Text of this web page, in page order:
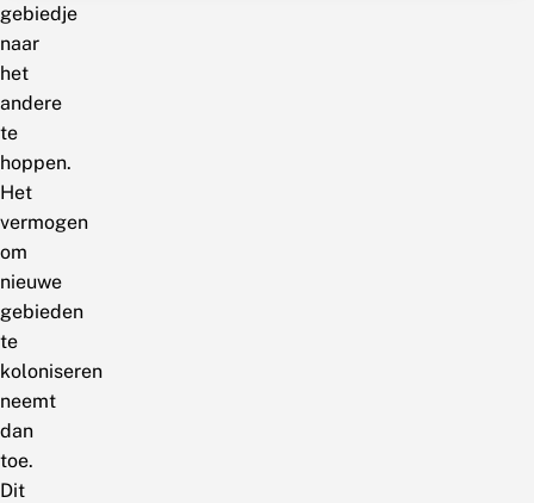
gebiedje
naar
het
andere
te
hoppen.
Het
vermogen
om
nieuwe
gebieden
te
koloniseren
neemt
dan
toe.
Dit